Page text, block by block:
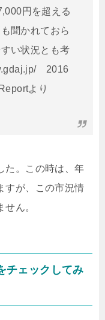
円を超える
聞かれておら
い状況とも考
2016
より
た。この時は、年
すが、この市況情
ん。
チェックしてみ